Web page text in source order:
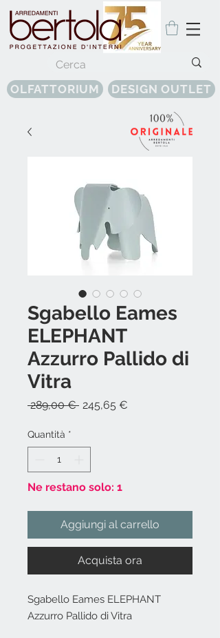
OLFATTORIUM DESIGN OUTLET
Sgabello Eames
ELEPHANT
Azzurro Pallido di
Vitra
289,00 € Prezzo
245,65 €
Quantità *
Ne restano solo: 1
Aggiungi al carrello
Acquista ora
Sgabello Eames ELEPHANT
Azzurro Pallido di Vitra